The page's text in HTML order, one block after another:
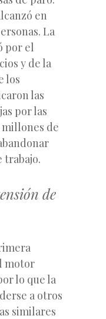
en
La
por el
y de la
los
las
por las
millones de
trabajo.
de
motor
lo que la
a otros
similares